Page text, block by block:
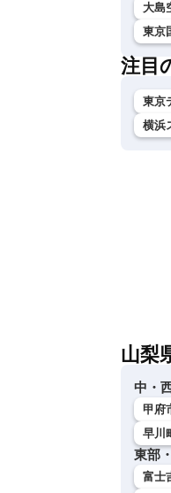
大島
東京
注目
東京
横浜
山梨
中・
甲府
早川
東部
富士